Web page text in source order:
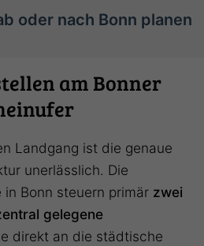
oder nach Bonn planen
am Bonner
Landgang ist die genaue
unerlässlich. Die
Bonn steuern primär zwei
gelegene
direkt an die städtische